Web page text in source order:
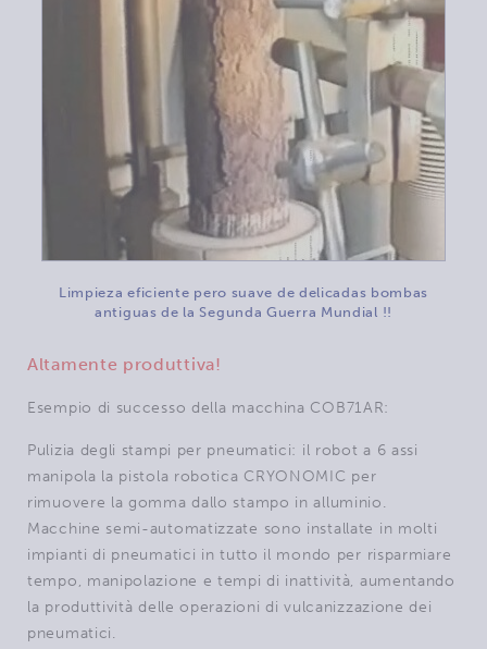
Limpieza eficiente pero suave de delicadas bombas
antiguas de la Segunda Guerra Mundial !!
Altamente produttiva!
Esempio di successo della macchina COB71AR:
Pulizia degli stampi per pneumatici: il robot a 6 assi
manipola la pistola robotica CRYONOMIC per
rimuovere la gomma dallo stampo in alluminio.
Macchine semi-automatizzate sono installate in molti
impianti di pneumatici in tutto il mondo per risparmiare
tempo, manipolazione e tempi di inattività, aumentando
la produttività delle operazioni di vulcanizzazione dei
pneumatici.